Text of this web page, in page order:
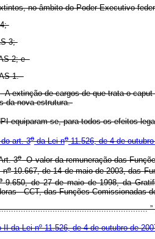
no âmbito do Poder Executivo
4;
3;
2; e
1.
A extinção de cargos de que trata ocaput
da nova estrutura.
equiparam-se, para todos os efeitos
art. 3oda Lei no11.526, de 4 de
3oO valor da remuneração das
no10.667, de 14 de maio de 2003, das
9.650, de 27 de maio de 1998, da
- CCT, das Funções Comissionadas
”
II da Lei nº 11.526, de 4 de outubro de